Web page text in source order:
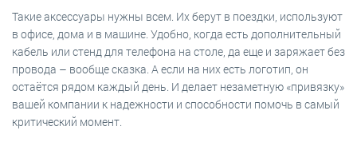
Такие аксессуары нужны всем. Их берут в поездки, используют
в офисе, дома и в машине. Удобно, когда есть дополнительный
кабель или стенд для телефона на столе, да еще и заряжает без
провода – вообще сказка. А если на них есть логотип, он
остаётся рядом каждый день. И делает незаметную «привязку»
вашей компании к надежности и способности помочь в самый
критический момент.